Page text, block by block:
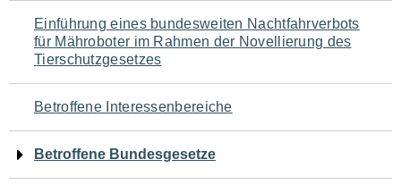
Navigation
für
den
Seiteninhalt
Einführung eines bundesweiten Nachtfahrverbots
für Mähroboter im Rahmen der Novellierung des
Tierschutzgesetzes
Betroffene Interessenbereiche
Betroffene Bundesgesetze